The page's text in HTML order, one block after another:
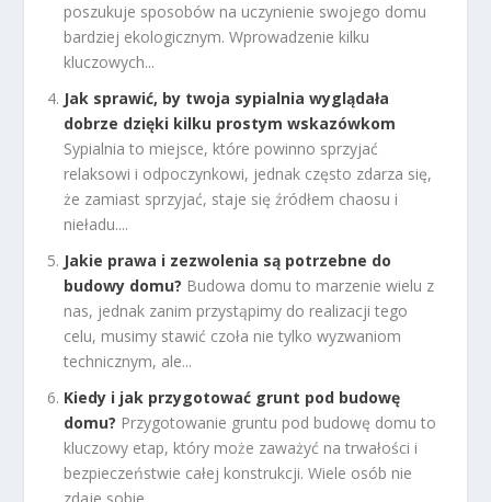
poszukuje sposobów na uczynienie swojego domu
bardziej ekologicznym. Wprowadzenie kilku
kluczowych...
Jak sprawić, by twoja sypialnia wyglądała
dobrze dzięki kilku prostym wskazówkom
Sypialnia to miejsce, które powinno sprzyjać
relaksowi i odpoczynkowi, jednak często zdarza się,
że zamiast sprzyjać, staje się źródłem chaosu i
nieładu....
Jakie prawa i zezwolenia są potrzebne do
budowy domu? Budowa domu to marzenie wielu z
nas, jednak zanim przystąpimy do realizacji tego
celu, musimy stawić czoła nie tylko wyzwaniom
technicznym, ale...
Kiedy i jak przygotować grunt pod budowę
domu? Przygotowanie gruntu pod budowę domu to
kluczowy etap, który może zaważyć na trwałości i
bezpieczeństwie całej konstrukcji. Wiele osób nie
zdaje sobie...